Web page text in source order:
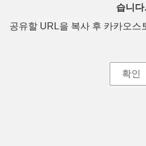
습니다.
공유할 URL을 복사 후 카카오스
확인